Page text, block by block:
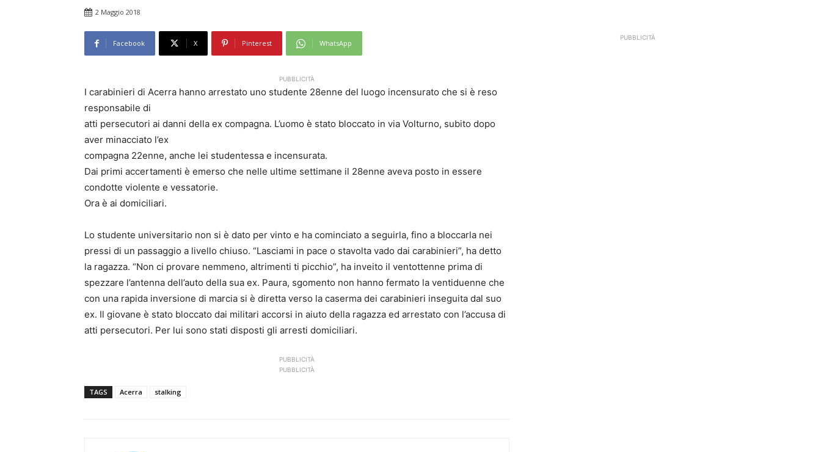
2 Maggio 2018
Facebook X Pinterest WhatsApp
PUBBLICITÀ
I carabinieri di Acerra hanno arrestato uno studente 28enne del luogo incensurato che si è reso
responsabile di
atti persecutori ai danni della ex compagna. L’uomo è stato bloccato in via Volturno, subito dopo
aver minacciato l’ex
compagna 22enne, anche lei studentessa e incensurata.
Dai primi accertamenti è emerso che nelle ultime settimane il 28enne aveva posto in essere
condotte violente e vessatorie.
Ora è ai domiciliari.
Lo studente universitario non si è dato per vinto e ha cominciato a seguirla, fino a bloccarla nei
pressi di un passaggio a livello chiuso. “Lasciami in pace o stavolta vado dai carabinieri”, ha detto
la ragazza. “Non ci provare nemmeno, altrimenti ti picchio”, ha inveito il ventottenne prima di
spezzare l’antenna dell’auto della sua ex. Paura, sgomento non hanno fermato la ventiduenne che
con una rapida inversione di marcia si è diretta verso la caserma dei carabinieri inseguita dal suo
ex. Il giovane è stato bloccato dai militari accorsi in aiuto della ragazza ed arrestato con l’accusa di
atti persecutori. Per lui sono stati disposti gli arresti domiciliari.
PUBBLICITÀ
PUBBLICITÀ
TAGS Acerra stalking
PUBBLICITÀ